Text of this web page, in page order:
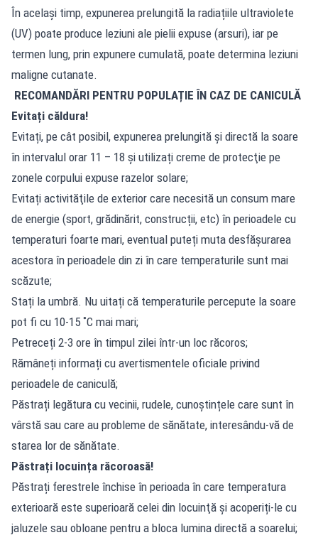
În același timp, expunerea prelungită la radiațiile ultraviolete
(UV) poate produce leziuni ale pielii expuse (arsuri), iar pe
termen lung, prin expunere cumulată, poate determina leziuni
maligne cutanate.
RECOMANDĂRI PENTRU POPULAȚIE ÎN CAZ DE CANICULĂ
Evitați căldura!
Evitați, pe cât posibil, expunerea prelungită şi directă la soare
în intervalul orar 11 – 18 şi utilizați creme de protecţie pe
zonele corpului expuse razelor solare;
Evitați activităţile de exterior care necesită un consum mare
de energie (sport, grădinărit, construcții, etc) în perioadele cu
temperaturi foarte mari, eventual puteți muta desfăşurarea
acestora în perioadele din zi în care temperaturile sunt mai
scăzute;
Stați la umbră. Nu uitați că temperaturile percepute la soare
pot fi cu 10-15 ˚C mai mari;
Petreceți 2-3 ore în timpul zilei într-un loc răcoros;
Rămâneți informați cu avertismentele oficiale privind
perioadele de caniculă;
Păstrați legătura cu vecinii, rudele, cunoștințele care sunt în
vârstă sau care au probleme de sănătate, interesându-vă de
starea lor de sănătate.
Păstrați locuința răcoroasă!
Păstrați ferestrele închise în perioada în care temperatura
exterioară este superioară celei din locuinţă și acoperiți-le cu
jaluzele sau obloane pentru a bloca lumina directă a soarelui;